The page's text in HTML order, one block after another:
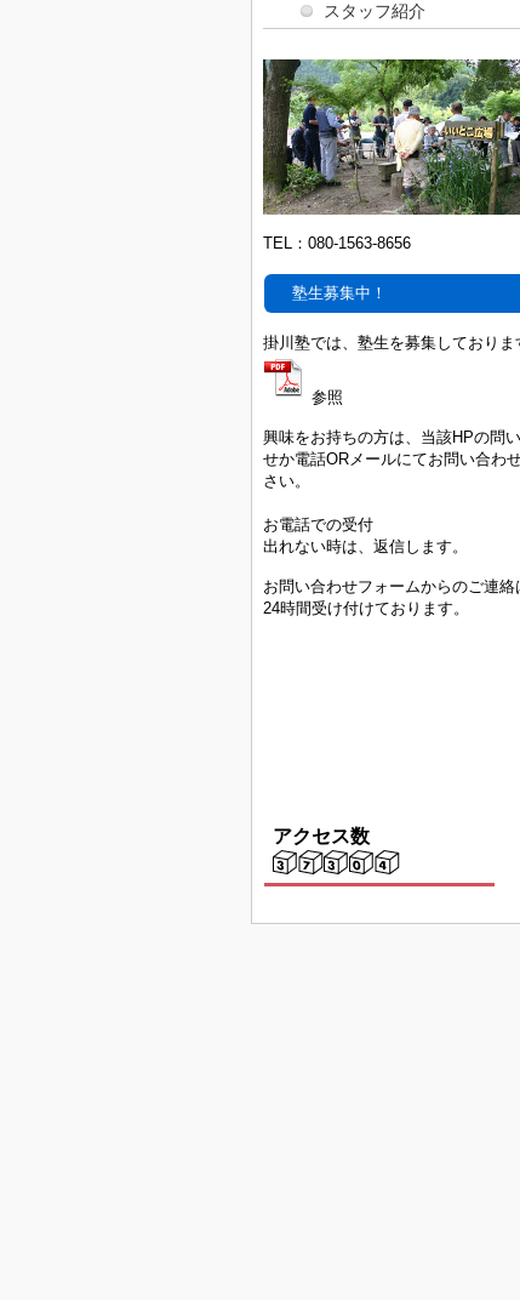
スタッフ紹介
TEL： 080-1563-8656
塾生募集中！
掛川塾では、塾生を募集しておりま
参照
興味をお持ちの方は、当該HPの問
せか電話ORメールにてお問い合わ
さい。
お電話での受付
出れない時は、返信します。
お問い合わせフォームからのご連絡
24時間受け付けております。
アクセス数